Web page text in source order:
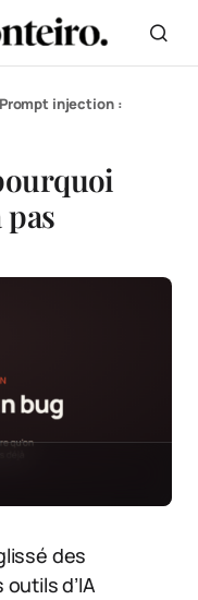
Prompt injection :
des
d’IA